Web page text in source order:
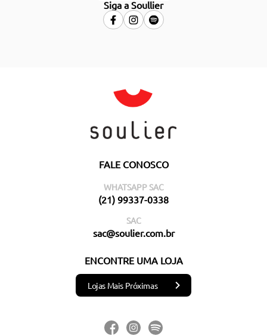
Siga a Soullier
FALE CONOSCO
WHATSAPP SAC
(21) 99337-0338
SAC
sac@soulier.com.br
ENCONTRE UMA LOJA
Lojas Mais Próximas